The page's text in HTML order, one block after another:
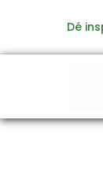
de
Dé